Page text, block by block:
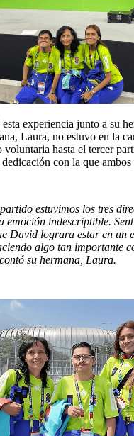
experiencia junto a su
Laura, no estuvo en la
voluntaria hasta el tercer
con la que
estuvimos los tres
emoción indescriptible.
David lograra estar en un
algo tan importante
su hermana, Laura.